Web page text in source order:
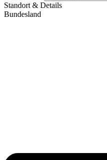
Standort & Details
Bundesland